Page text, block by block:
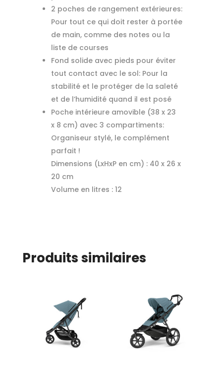
2 poches de rangement extérieures:
Pour tout ce qui doit rester à portée
de main, comme des notes ou la
liste de courses
Fond solide avec pieds pour éviter
tout contact avec le sol: Pour la
stabilité et le protéger de la saleté
et de l’humidité quand il est posé
Poche intérieure amovible (38 x 23
x 8 cm) avec 3 compartiments:
Organiseur stylé, le complément
parfait !
Dimensions (LxHxP en cm) :40 x 26 x
20 cm
Volume en litres :12
Produits similaires